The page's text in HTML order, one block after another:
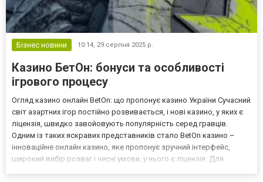
Бізнес новини 10:14, 29 серпня 2025 р.
Казино БетОн: бонуси та особливості
ігрового процесу
Огляд казино онлайн BetOn: що пропонує казино України Сучасний
світ азартних ігор постійно розвивається, і нові казино, у яких є
ліцензія, швидко завойовують популярність серед гравців.
Одним із таких яскравих представників стало BetOn казино –
інноваційне онлайн казино, яке пропонує зручний інтерфейс,
широкий вибір розваг і чесні умови, у нього є ліцензія. Для